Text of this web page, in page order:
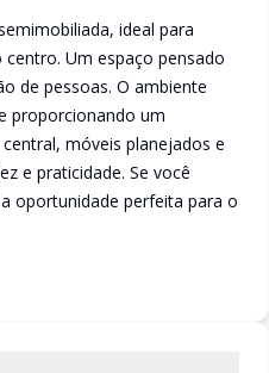
ideal para
Um espaço pensado
de pessoas. O ambiente
proporcionando um
móveis planejados e
e praticidade. Se você
oportunidade perfeita para o